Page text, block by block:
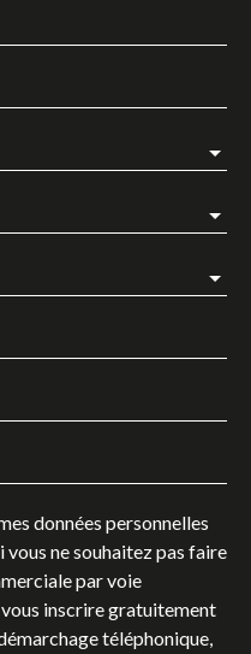
données personnelles
ne souhaitez pas faire
par voie
inscrire gratuitement
téléphonique,